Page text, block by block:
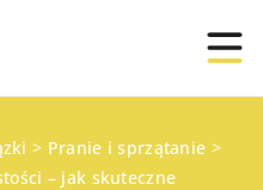
> Pranie i sprzątanie >
– jak skuteczne